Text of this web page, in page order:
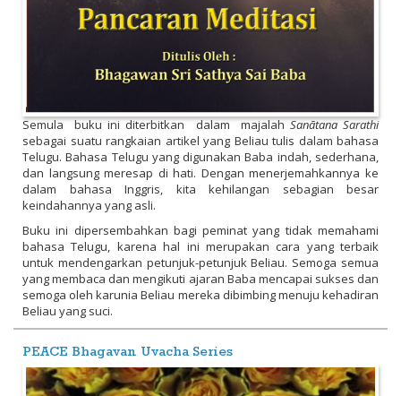
Semula buku ini diterbitkan dalam majalahSanātanaSarathi
sebagai suatu rangkaian artikel yang Beliau tulis dalam bahasa
Telugu. Bahasa Telugu yang digunakan Baba indah, sederhana,
dan langsung meresap di hati. Dengan menerjemahkannya ke
dalam bahasa Inggris, kita kehilangan sebagian besar
keindahannya yang asli.
Buku ini dipersembahkan bagi peminat yang tidak memahami
bahasa Telugu, karena hal ini merupakan cara yang terbaik
untuk mendengarkan petunjuk-petunjuk Beliau. Semoga semua
yang membaca dan mengikuti ajaran Baba mencapai sukses dan
semoga oleh karunia Beliau mereka dibimbing menuju kehadiran
Beliau yang suci.
PEACE Bhagavan Uvacha Series